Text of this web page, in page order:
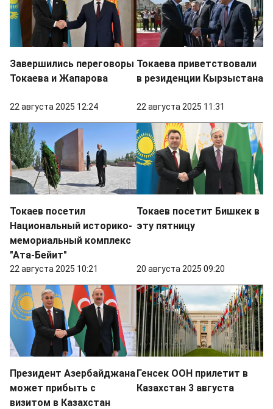
Завершились переговоры
Токаева и Жапарова
22 августа 2025 12:24
Токаева приветствовали
в резиденции Кырзыстана
22 августа 2025 11:31
Токаев посетил
Национальный историко-
мемориальный комплекс
"Ата-Бейит"
22 августа 2025 10:21
Токаев посетит Бишкек в
эту пятницу
20 августа 2025 09:20
Президент Азербайджана
может прибыть с
визитом в Казахстан
Генсек ООН прилетит в
Казахстан 3 августа